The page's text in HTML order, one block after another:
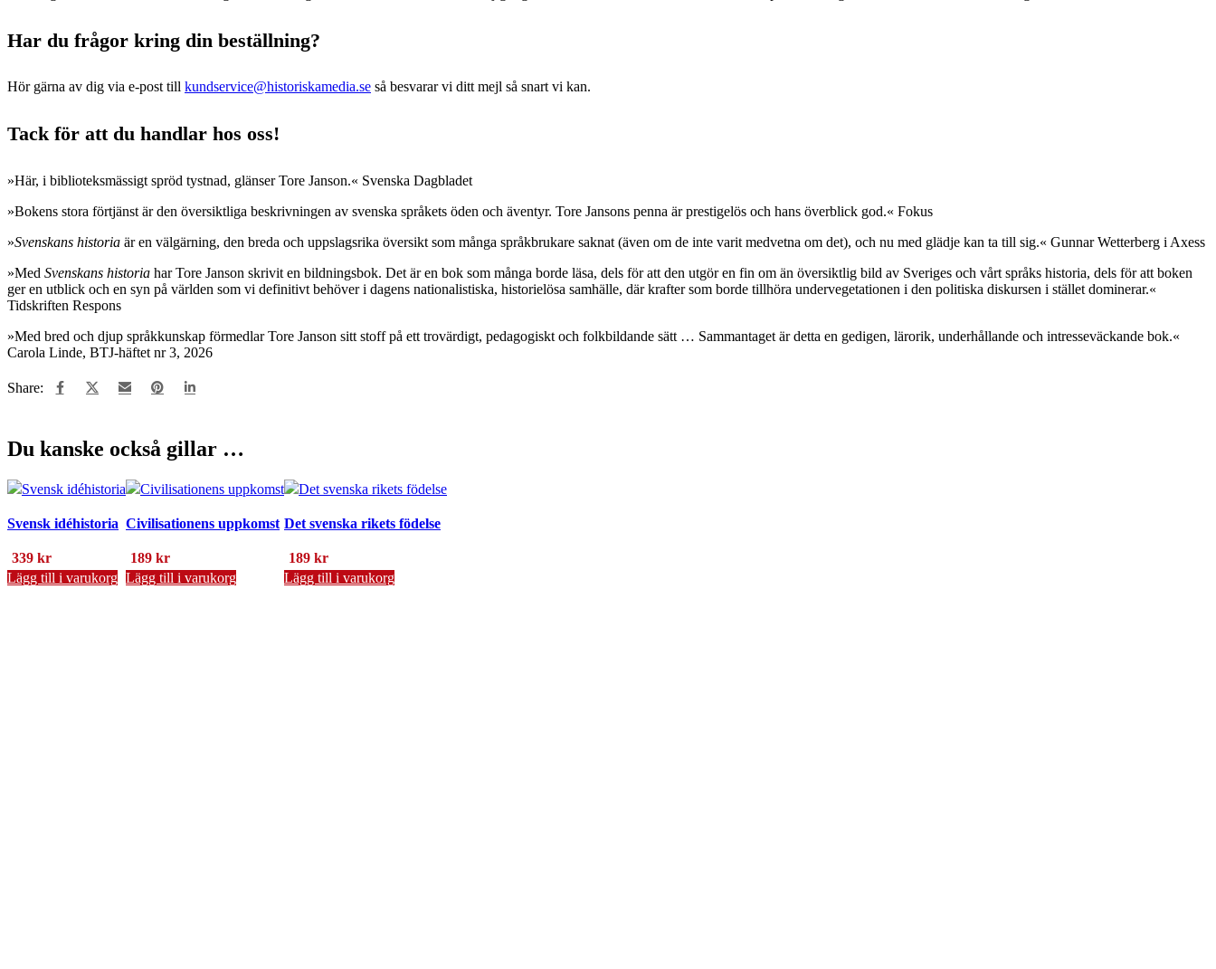
Har du frågor kring din beställning?
Hör gärna av dig via e-post till kundservice@historiskamedia.se så besvarar vi ditt mejl så snart vi kan.
Tack för att du handlar hos oss!
»Här, i biblioteksmässigt spröd tystnad, glänser Tore Janson.« Svenska Dagbladet
»Bokens stora förtjänst är den översiktliga beskrivningen av svenska språkets öden och äventyr. Tore Jansons penna är prestigelös och hans överblick god.« Fokus
»Svenskans historia är en välgärning, den breda och uppslagsrika översikt som många språkbrukare saknat (även om de inte varit medvetna om det), och nu med glädje kan ta till sig.« Gunnar Wetterberg i Axess
»Med Svenskans historia har Tore Janson skrivit en bildningsbok. Det är en bok som många borde läsa, dels för att den utgör en fin om än översiktlig bild av Sveriges och vårt språks historia, dels för att boken
ger en utblick och en syn på världen som vi definitivt behöver i dagens nationalistiska, historielösa samhälle, där krafter som borde tillhöra undervegetationen i den politiska diskursen i stället dominerar.«
Tidskriften Respons
»Med bred och djup språkkunskap förmedlar Tore Janson sitt stoff på ett trovärdigt, pedagogiskt och folkbildande sätt … Sammantaget är detta en gedigen, lärorik, underhållande och intresseväckande bok.«
Carola Linde, BTJ-häftet nr 3, 2026
Share:
Du kanske också gillar …
Svensk idéhistoria
339 kr
Lägg till i varukorg
Civilisationens uppkomst
189 kr
Lägg till i varukorg
Det svenska rikets födelse
189 kr
Lägg till i varukorg